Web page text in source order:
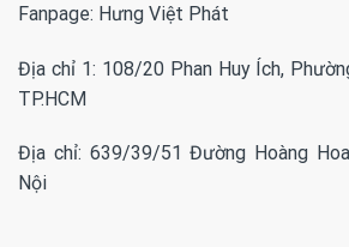
Fanpage: Hưng Việt Phát
Địa chỉ 1: 108/20 Phan Huy Ích,
TP.HCM
Địa chỉ: 639/39/51 Đường Hoàng
Nội